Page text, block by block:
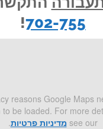
702-755
!
reasons Google Maps
to be loaded. For more
see our מדיניות פרטיות.